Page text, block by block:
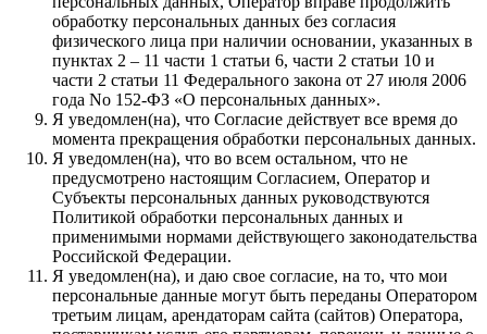
обработку персональных данных без согласия
физического лица при наличии основании, указанных в
пунктах 2 – 11 части 1 статьи 6, части 2 статьи 10 и
части 2 статьи 11 Федерального закона от 27 июля 2006
года No 152-ФЗ «О персональных данных».
Я уведомлен(на), что Согласие действует все время до
момента прекращения обработки персональных данных.
Я уведомлен(на), что во всем остальном, что не
предусмотрено настоящим Согласием, Оператор и
Субъекты персональных данных руководствуются
Политикой обработки персональных данных и
применимыми нормами действующего законодательства
Российской Федерации.
Я уведомлен(на), и даю свое согласие, на то, что мои
персональные данные могут быть переданы Оператором
третьим лицам, арендаторам сайта (сайтов) Оператора,